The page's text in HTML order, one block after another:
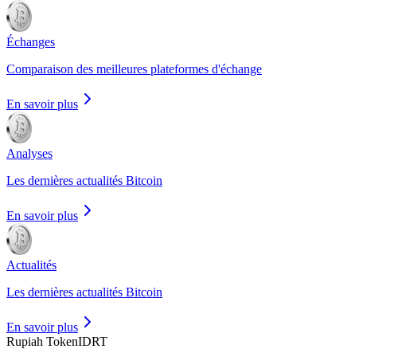
Échanges
Comparaison des meilleures plateformes d'échange
En savoir plus
Analyses
Les dernières actualités Bitcoin
En savoir plus
Actualités
Les dernières actualités Bitcoin
En savoir plus
Rupiah TokenIDRT